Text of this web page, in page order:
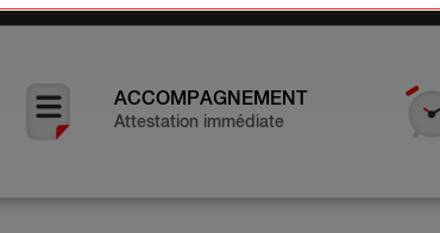
ACCOMPAGNEMENT
Attestation immédiate